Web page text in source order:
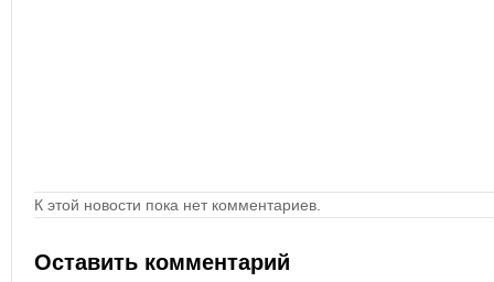
К этой новости пока нет комментариев.
Оставить комментарий